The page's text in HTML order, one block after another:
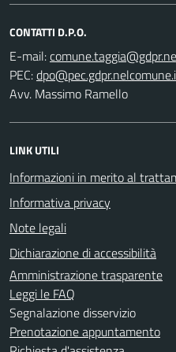
CONTATTI D.P.O.
E-mail:
PEC:
Avv. Massimo Ramello
LINK UTILI
Informazioni in merito al
Informativa privacy
Note legali
Dichiarazione di accessibilità
Amministrazione trasparente
Leggi le FAQ
Segnalazione disservizio
Prenotazione appuntamento